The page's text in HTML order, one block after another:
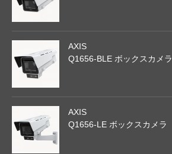
AXIS
Q1656-BLE ボックスカメラ
AXIS
Q1656-LE ボックスカメラ